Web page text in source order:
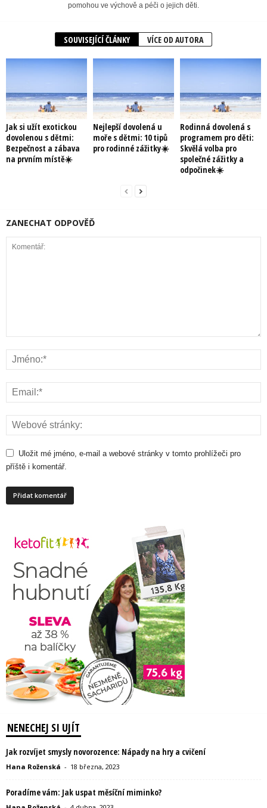
pomohou ve výchově a péči o jejich děti.
SOUVISEJÍCÍ ČLÁNKY VÍCE OD AUTORA
Jak si užít exotickou
dovolenou s dětmi:
Bezpečnost a zábava
na prvním místě☀️
Nejlepší dovolená u
moře s dětmi: 10 tipů
pro rodinné zážitky☀️
Rodinná dovolená s
programem pro děti:
Skvělá volba pro
společné zážitky a
odpočinek☀️
ZANECHAT ODPOVĚĎ
Uložit mé jméno, e-mail a webové stránky v tomto prohlížeči pro
příště i komentář.
NENECHEJ SI UJÍT
Jak rozvíjet smysly novorozence: Nápady na hry a cvičení
Hana Roženská - 18 března, 2023
Poradíme vám: Jak uspat měsíční miminko?